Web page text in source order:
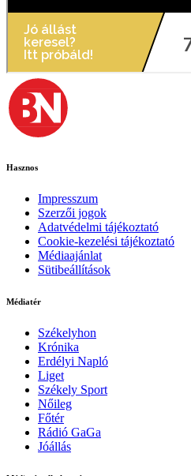
Hasznos
Impresszum
Szerzői jogok
Adatvédelmi tájékoztató
Cookie-kezelési tájékoztató
Médiaajánlat
Sütibeállítások
Médiatér
Székelyhon
Krónika
Erdélyi Napló
Liget
Székely Sport
Nőileg
Főtér
Rádió GaGa
Jóállás